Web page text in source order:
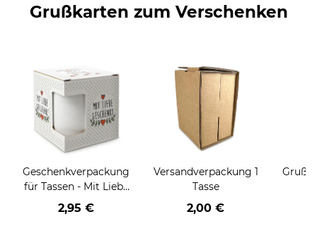
Grußkarten zum Verschenken
Geschenkverpackung
für Tassen - Mit Liebe
geschenkt
2,95 €
Versandverpackung 1
Tasse
2,00 €